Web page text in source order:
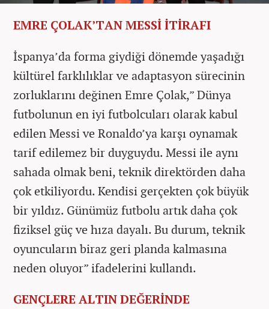
EMRE ÇOLAK’TAN MESSİ İTİRAFI
İspanya’da forma giydiği dönemde yaşadığı
kültürel farklılıklar ve adaptasyon sürecinin
zorluklarını değinen Emre Çolak,” Dünya
futbolunun en iyi futbolcuları olarak kabul
edilen Messi ve Ronaldo’ya karşı oynamak
tarif edilemez bir duyguydu. Messi ile aynı
sahada olmak beni, teknik direktörden daha
çok etkiliyordu. Kendisi gerçekten çok büyük
bir yıldız. Günümüz futbolu artık daha çok
fiziksel güç ve hıza dayalı. Bu durum, teknik
oyuncuların biraz geri planda kalmasına
neden oluyor” ifadelerini kullandı.
GENÇLERE ALTIN DEĞERİNDE